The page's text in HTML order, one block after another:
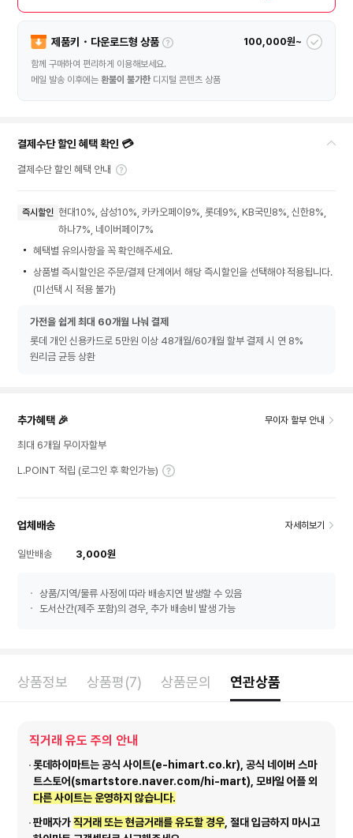
제품키・다운로드형 상품 100,000원~
함께 구매하여 편리하게 이용해보세요.
메일 발송 이후에는 환불이 불가한디지털 콘텐츠 상품
결제수단 할인 혜택 확인 💳
결제수단 할인 혜택 안내
즉시할인 현대10%, 삼성10%, 카카오페이9%, 롯데9%, KB국민8%, 신한8%,
하나7%, 네이버페이7%
혜택별 유의사항을 꼭 확인해주세요.
상품별 즉시할인은 주문/결제 단계에서 해당 즉시할인을 선택해야 적용됩니다.
(미선택 시 적용 불가)
가전을 쉽게 최대 60개월 나눠 결제
롯데 개인 신용카드로 5만원 이상 48개월/60개월 할부 결제 시 연 8%
원리금 균등 상환
추가혜택 🎉 무이자 할부 안내
최대 6개월 무이자할부
L.POINT 적립 (로그인 후 확인가능)
업체배송 자세히보기
일반배송 3,000원
상품/지역/물류 사정에 따라 배송지연 발생할 수 있음
도서산간(제주 포함)의 경우, 추가 배송비 발생 가능
상품정보 상품평(7) 상품문의 연관상품
직거래 유도 주의 안내
롯데하이마트는 공식 사이트(e-himart.co.kr), 공식 네이버 스마
트스토어(smartstore.naver.com/hi-mart), 모바일 어플 외
다른 사이트는 운영하지 않습니다.
판매자가직거래 또는 현금거래를 유도할 경우 , 절대 입금하지 마시고